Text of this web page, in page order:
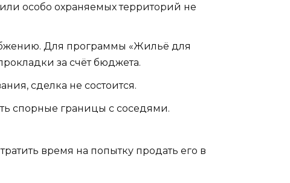
особо охраняемых территорий не
Для программы «Жильё для
за счёт бюджета.
сделка не состоится.
спорные границы с соседями.
время на попытку продать его в